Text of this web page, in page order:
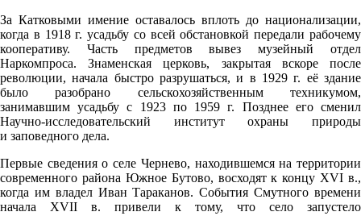
За Катковыми имение оставалось вплоть до национализации,
когда в 1918 г. усадьбу со всей обстановкой передали рабочему
кооперативу. Часть предметов вывез музейный отдел
Наркомпроса. Знаменская церковь, закрытая вскоре после
революции, начала быстро разрушаться, и в 1929 г. её здание
было разобрано сельскохозяйственным техникумом,
занимавшим усадьбу с 1923 по 1959 г. Позднее его сменил
Научно-исследовательский институт охраны природы
и заповедного дела.
Первые сведения о селе Чернево, находившемся на территории
современного района Южное Бутово, восходят к концу XVI в.,
когда им владел Иван Тараканов. События Смутного времени
начала XVII в. привели к тому, что село запустело